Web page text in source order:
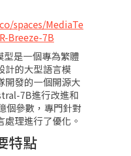
spaces/MediaTe
Breeze-7B
是一個專為繁體
計的大型語言模
開發的一個開源大
7B進行改進和
個參數，專門針對
理進行了優化。
特點